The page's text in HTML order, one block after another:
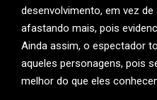
desenvolvimento, em vez
afastando mais, pois
Ainda assim, o espectador
aqueles personagens, pois
melhor do que eles